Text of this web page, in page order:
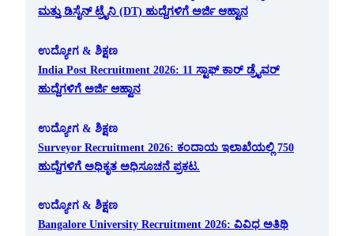
ಮತ್ತು ಡಿಸೈನ್ ಟ್ರೈನಿ (DT) ಹುದ್ದೆಗಳಿಗೆ ಅರ್ಜಿ ಆಹ್ವಾನ
ಉದ್ಯೋಗ & ಶಿಕ್ಷಣ
India Post Recruitment 2026: 11 ಸ್ಟಾಫ್ ಕಾರ್ ಡ್ರೈವರ್
ಹುದ್ದೆಗಳಿಗೆ ಅರ್ಜಿ ಆಹ್ವಾನ
ಉದ್ಯೋಗ & ಶಿಕ್ಷಣ
Surveyor Recruitment 2026: ಕಂದಾಯ ಇಲಾಖೆಯಲ್ಲಿ 750
ಹುದ್ದೆಗಳಿಗೆ ಅಧಿಕೃತ ಅಧಿಸೂಚನೆ ಪ್ರಕಟ.
ಉದ್ಯೋಗ & ಶಿಕ್ಷಣ
Bangalore University Recruitment 2026: ವಿವಿಧ ಅತಿಥಿ